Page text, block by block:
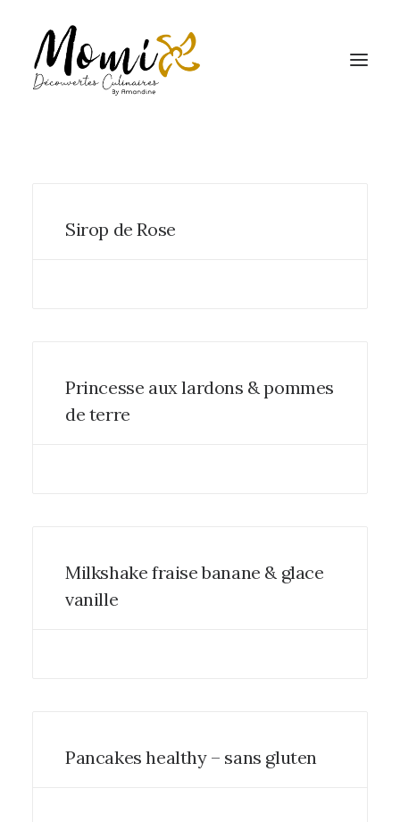
Sirop de Rose
Princesse aux lardons & pommes
de terre
Milkshake fraise banane & glace
vanille
Pancakes healthy – sans gluten